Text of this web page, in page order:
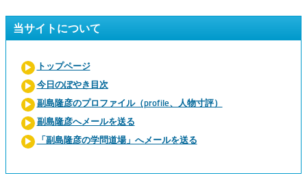
当サイトについて
トップページ
今日のぼやき目次
副島隆彦のプロファイル（profile、人物寸評）
副島隆彦へメールを送る
「副島隆彦の学問道場」へメールを送る